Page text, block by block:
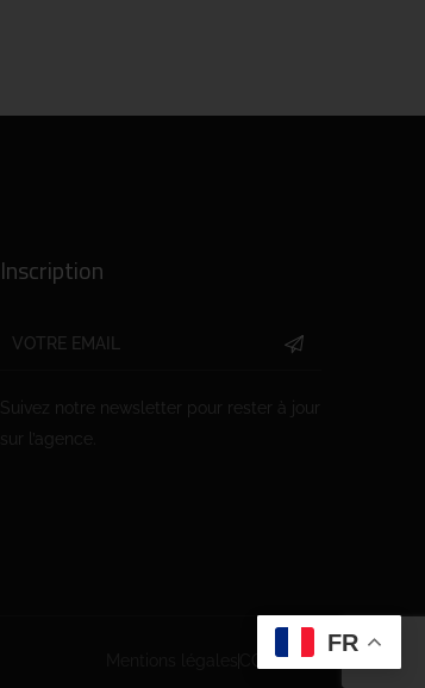
Inscription
Suivez notre newsletter pour rester à jour
sur l’agence.
PGDP
FR